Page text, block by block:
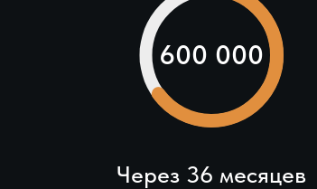
600 000
Через 36 месяцев